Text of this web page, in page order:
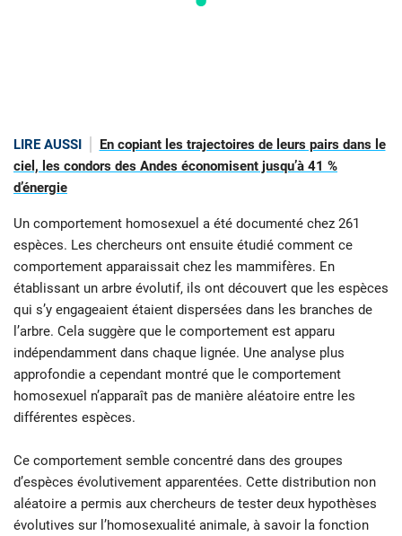
LIRE AUSSI
En copiant les trajectoires de leurs pairs dans le
ciel, les condors des Andes économisent jusqu’à 41 %
d’énergie
Un comportement homosexuel a été documenté chez 261
espèces. Les chercheurs ont ensuite étudié comment ce
comportement apparaissait chez les mammifères. En
établissant un arbre évolutif, ils ont découvert que les espèces
qui s’y engageaient étaient dispersées dans les branches de
l’arbre. Cela suggère que le comportement est apparu
indépendamment dans chaque lignée. Une analyse plus
approfondie a cependant montré que le comportement
homosexuel n’apparaît pas de manière aléatoire entre les
différentes espèces.
Ce comportement semble concentré dans des groupes
d’espèces évolutivement apparentées. Cette distribution non
aléatoire a permis aux chercheurs de tester deux hypothèses
évolutives sur l’homosexualité animale, à savoir la fonction